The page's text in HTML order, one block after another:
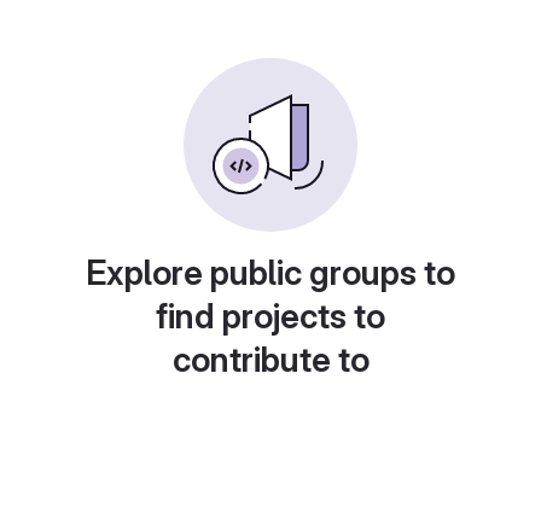
Explore public groups to
find projects to
contribute to